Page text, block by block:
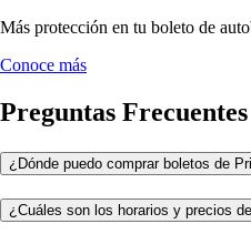
Más protección en tu boleto de
Conoce más
Preguntas Frecuentes
¿Dónde puedo comprar boletos de
¿Cuáles son los horarios y precios